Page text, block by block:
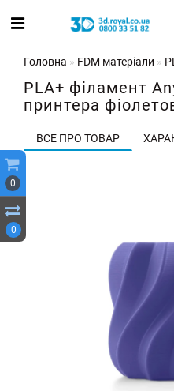
0
0
Головна FDM матеріали
PLA+ філамент
принтера
ВСЕ ПРО ТОВАР